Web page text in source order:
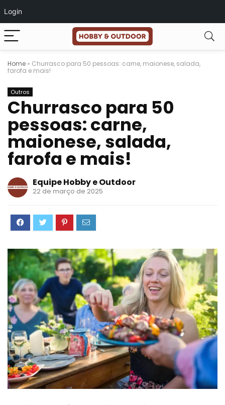
Login
Home » Churrasco para 50 pessoas: carne, maionese, salada,
farofa e mais!
Outros
Churrasco para 50
pessoas: carne,
maionese, salada,
farofa e mais!
Equipe Hobby e Outdoor
22 de março de 2025